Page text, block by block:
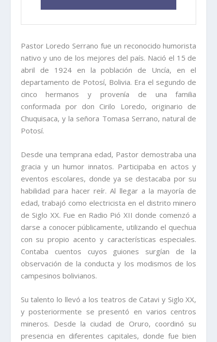
audio
Pastor Loredo Serrano fue un reconocido humorista
nativo y uno de los mejores del país. Nació el 15 de
abril de 1924 en la población de Uncía, en el
departamento de Potosí, Bolivia. Era el segundo de
cinco hermanos y provenía de una familia
conformada por don Cirilo Loredo, originario de
Chuquisaca, y la señora Tomasa Serrano, natural de
Potosí.
Desde una temprana edad, Pastor demostraba una
gracia y un humor innatos. Participaba en actos y
eventos escolares, donde ya se destacaba por su
habilidad para hacer reír. Al llegar a la mayoría de
edad, trabajó como electricista en el distrito minero
de Siglo XX. Fue en Radio Pió XII donde comenzó a
darse a conocer públicamente, utilizando el quechua
con su propio acento y características especiales.
Contaba cuentos cuyos guiones surgían de la
observación de la conducta y los modismos de los
campesinos bolivianos.
Su talento lo llevó a los teatros de Catavi y Siglo XX,
y posteriormente se presentó en varios centros
mineros. Desde la ciudad de Oruro, coordinó su
presencia en diferentes capitales, donde fue bien